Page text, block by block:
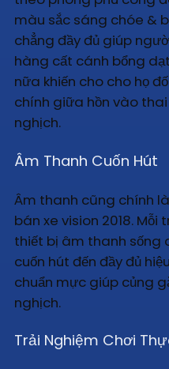
màu sắc sáng chóe &
chẳng đầy đủ giúp
hàng cất cánh bổng
nữa khiến cho cho họ
chính giữa hồn vào
nghịch.
Âm Thanh Cuốn Hút
Âm thanh cũng chính
bán xe vision 2018.
thiết bị âm thanh sống
cuốn hút đến đầy đủ
chuẩn mực giúp củng
nghịch.
Trải Nghiệm Chơi